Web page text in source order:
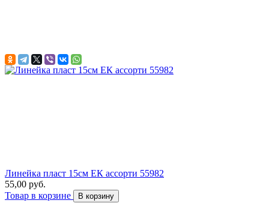
Линейка пласт 15см ЕК ассорти 55982
55,00 руб.
Товар в корзине
В корзину